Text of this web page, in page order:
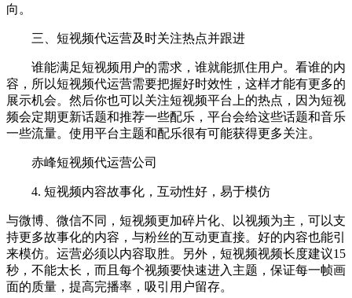
向。
三、短视频代运营及时关注热点并跟进
谁能满足短视频用户的需求，谁就能抓住用户。看谁的内
容，所以短视频代运营需要把握好时效性，这样才能有更多的
展示机会。然后你也可以关注短视频平台上的热点，因为短视
频会定期更新话题和推荐一些配乐，平台会给这些话题和音乐
一些流量。使用平台主题和配乐很有可能获得更多关注。
赤峰短视频代运营公司
4. 短视频内容故事化，互动性好，易于模仿
与微博、微信不同，短视频更加碎片化、以视频为主，可以支
持更多故事化的内容，与粉丝的互动更直接。好的内容也能引
来模仿。运营必须以内容取胜。另外，短视频视频长度建议15
秒，不能太长，而且每个视频要快速进入主题，保证每一帧画
面的质量，提高完播率，吸引用户留存。